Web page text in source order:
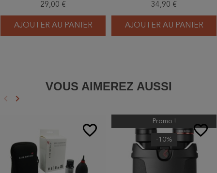
29,00 €
AJOUTER AU PANIER
du Moyen-Orient - Edition 2023
34,90 €
AJOUTER AU PANIER
VOUS AIMEREZ AUSSI
Précédent
keyboard_arrow_left Suivant
keyboard_arrow_right
favorite_border favorite_border
Promo !
-10%